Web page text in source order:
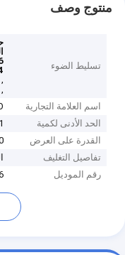
منتوج وصف
تسليط الضوء
,
,
اسم العلامة التجارية
الحد الأدنى لكمية
1
القدرة على العرض
تفاصيل التغليف
رقم الموديل